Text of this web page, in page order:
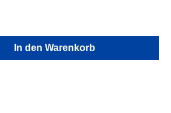
gewünschten Wert ein
In den Warenkorb